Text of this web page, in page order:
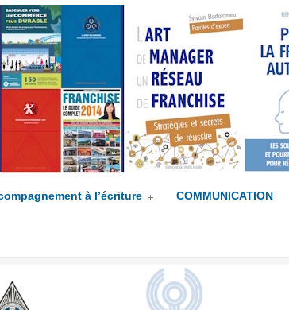
!
à l’écriture COMMUNICATION